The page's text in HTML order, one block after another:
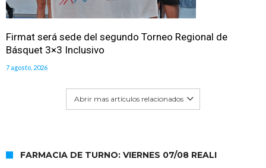
Firmat será sede del segundo Torneo Regional de
Básquet 3×3 Inclusivo
7 agosto, 2026
Abrir mas artículos relacionados
FARMACIA DE TURNO: VIERNES 07/08 REALI